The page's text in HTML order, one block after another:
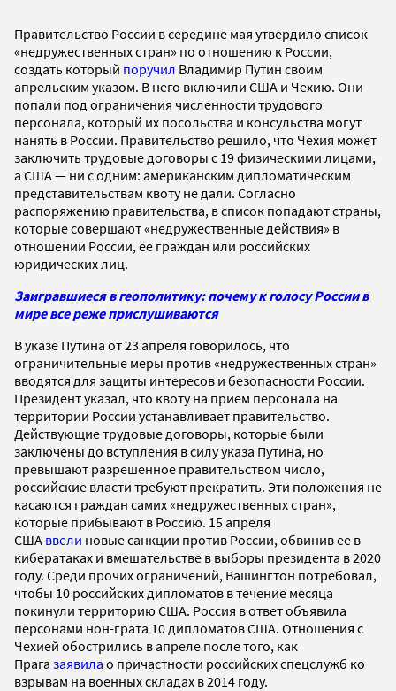
Правительство России в середине мая утвердило список
«недружественных стран» по отношению к России,
создать который поручил Владимир Путин своим
апрельским указом. В него включили США и Чехию. Они
попали под ограничения численности трудового
персонала, который их посольства и консульства могут
нанять в России. Правительство решило, что Чехия может
заключить трудовые договоры с 19 физическими лицами,
а США — ни с одним: американским дипломатическим
представительствам квоту не дали. Согласно
распоряжению правительства, в список попадают страны,
которые совершают «недружественные действия» в
отношении России, ее граждан или российских
юридических лиц.
Заигравшиеся в геополитику: почему к голосу России в
мире все реже прислушиваются
В указе Путина от 23 апреля говорилось, что
ограничительные меры против «недружественных стран»
вводятся для защиты интересов и безопасности России.
Президент указал, что квоту на прием персонала на
территории России устанавливает правительство.
Действующие трудовые договоры, которые были
заключены до вступления в силу указа Путина, но
превышают разрешенное правительством число,
российские власти требуют прекратить. Эти положения не
касаются граждан самих «недружественных стран»,
которые прибывают в Россию. 15 апреля
США ввели новые санкции против России, обвинив ее в
кибератаках и вмешательстве в выборы президента в 2020
году. Среди прочих ограничений, Вашингтон потребовал,
чтобы 10 российских дипломатов в течение месяца
покинули территорию США. Россия в ответ объявила
персонами нон-грата 10 дипломатов США. Отношения с
Чехией обострились в апреле после того, как
Прага заявила о причастности российских спецслужб ко
взрывам на военных складах в 2014 году.